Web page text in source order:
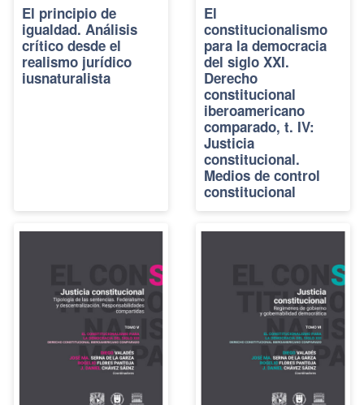
El principio de
igualdad. Análisis
crítico desde el
realismo jurídico
iusnaturalista
El
constitucionalismo
para la democracia
del siglo XXI.
Derecho
constitucional
iberoamericano
comparado, t. IV:
Justicia
constitucional.
Medios de control
constitucional